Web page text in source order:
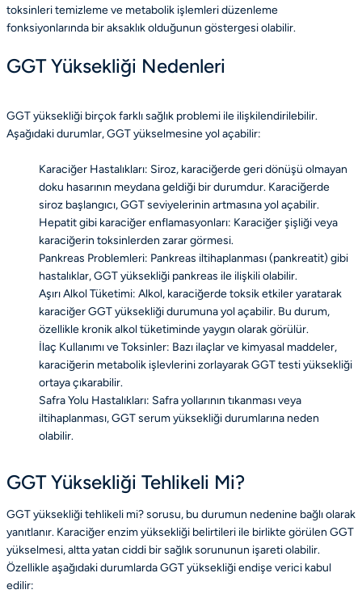
toksinleri temizleme ve metabolik işlemleri düzenleme
fonksiyonlarında bir aksaklık olduğunun göstergesi olabilir.
GGT Yüksekliği Nedenleri
GGT yüksekliği birçok farklı sağlık problemi ile ilişkilendirilebilir.
Aşağıdaki durumlar, GGT yükselmesine yol açabilir:
Karaciğer Hastalıkları: Siroz, karaciğerde geri dönüşü olmayan
doku hasarının meydana geldiği bir durumdur. Karaciğerde
siroz başlangıcı, GGT seviyelerinin artmasına yol açabilir.
Hepatit gibi karaciğer enflamasyonları: Karaciğer şişliği veya
karaciğerin toksinlerden zarar görmesi.
Pankreas Problemleri: Pankreas iltihaplanması (pankreatit) gibi
hastalıklar, GGT yüksekliği pankreas ile ilişkili olabilir.
Aşırı Alkol Tüketimi: Alkol, karaciğerde toksik etkiler yaratarak
karaciğer GGT yüksekliği durumuna yol açabilir. Bu durum,
özellikle kronik alkol tüketiminde yaygın olarak görülür.
İlaç Kullanımı ve Toksinler: Bazı ilaçlar ve kimyasal maddeler,
karaciğerin metabolik işlevlerini zorlayarak GGT testi yüksekliği
ortaya çıkarabilir.
Safra Yolu Hastalıkları: Safra yollarının tıkanması veya
iltihaplanması, GGT serum yüksekliği durumlarına neden
olabilir.
GGT Yüksekliği Tehlikeli Mi?
GGT yüksekliği tehlikeli mi? sorusu, bu durumun nedenine bağlı olarak
yanıtlanır. Karaciğer enzim yüksekliği belirtileri ile birlikte görülen GGT
yükselmesi, altta yatan ciddi bir sağlık sorununun işareti olabilir.
Özellikle aşağıdaki durumlarda GGT yüksekliği endişe verici kabul
edilir: